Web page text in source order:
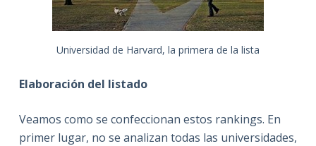
Universidad de Harvard, la primera de la lista
Elaboración del listado
Veamos como se confeccionan estos rankings. En
primer lugar, no se analizan todas las universidades,